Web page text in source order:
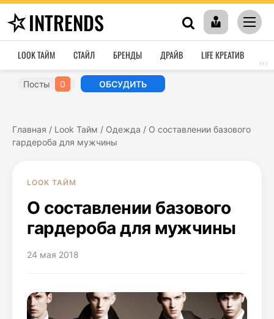
INTRENDS
LOOK ТАЙМ СТАЙЛ БРЕНДЫ ДРАЙВ LIFE КРЕАТИВ
›››
Посты 0 ОБСУДИТЬ
Главная / Look Тайм / Одежда / О составлении базового
гардероба для мужчины
LOOK ТАЙМ
О составлении базового
гардероба для мужчины
24 мая 2018